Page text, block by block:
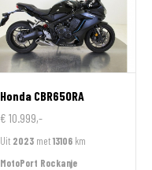
Honda CBR650RA
€ 10.999,-
Uit 2023 met13106 km
MotoPort Rockanje